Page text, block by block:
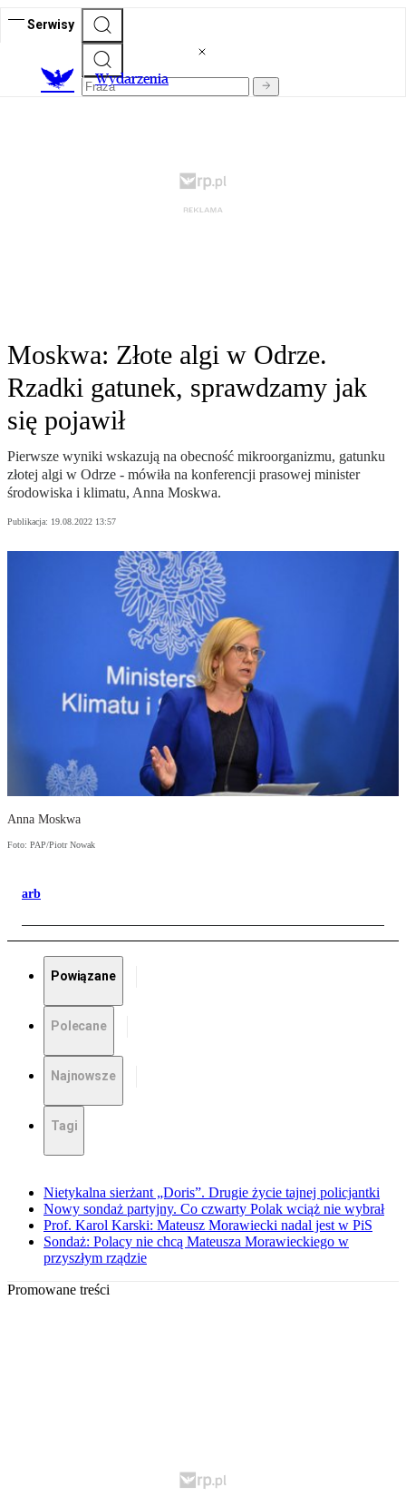
Serwisy
Wydarzenia
Moskwa: Złote algi w Odrze.
Rzadki gatunek, sprawdzamy jak
się pojawił
Pierwsze wyniki wskazują na obecność mikroorganizmu, gatunku
złotej algi w Odrze - mówiła na konferencji prasowej minister
środowiska i klimatu, Anna Moskwa.
Publikacja: 19.08.2022 13:57
Anna Moskwa
Foto: PAP/Piotr Nowak
arb
Powiązane
Polecane
Najnowsze
Tagi
Nietykalna sierżant „Doris”. Drugie życie tajnej policjantki
Nowy sondaż partyjny. Co czwarty Polak wciąż nie wybrał
Prof. Karol Karski: Mateusz Morawiecki nadal jest w PiS
Sondaż: Polacy nie chcą Mateusza Morawieckiego w
przyszłym rządzie
Promowane treści